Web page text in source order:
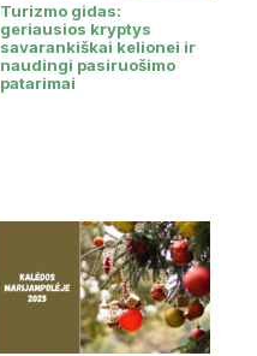
Turizmo gidas:
geriausios kryptys
savarankiškai kelionei ir
naudingi pasiruošimo
patarimai